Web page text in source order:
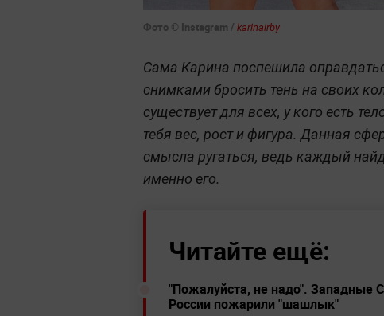
Фото © Instagram / karinairby
Сама Карина поспешила
снимками бросить тень на своих
существует для всех, у кого есть
тебя вес, рост и фигура. Данная
смысла ругаться, ведь каждый
именно его.
Читайте ещё:
"Пожалуйста, не надо". Западные
России пожарили "шашлык"